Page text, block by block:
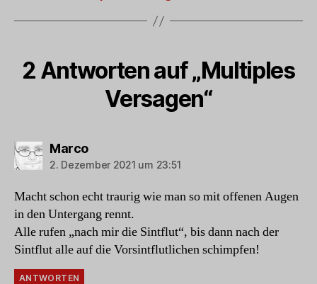
2 Antworten auf „Multiples
Versagen“
Marcosagt:
2. Dezember 2021 um 23:51
Macht schon echt traurig wie man so mit offenen Augen
in den Untergang rennt.
Alle rufen „nach mir die Sintflut“, bis dann nach der
Sintflut alle auf die Vorsintflutlichen schimpfen!
ANTWORTEN